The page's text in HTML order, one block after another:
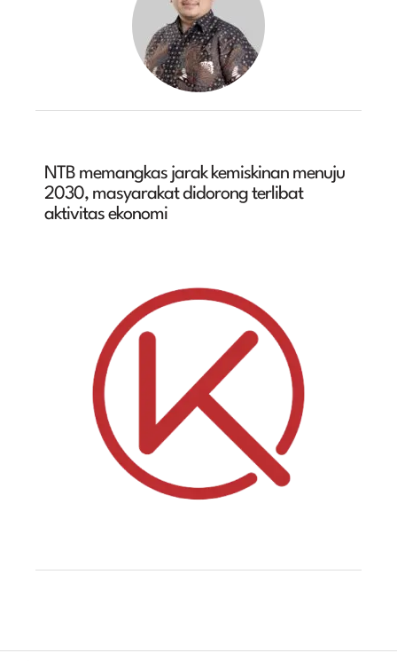
NTB memangkas jarak kemiskinan menuju
2030, masyarakat didorong terlibat
aktivitas ekonomi